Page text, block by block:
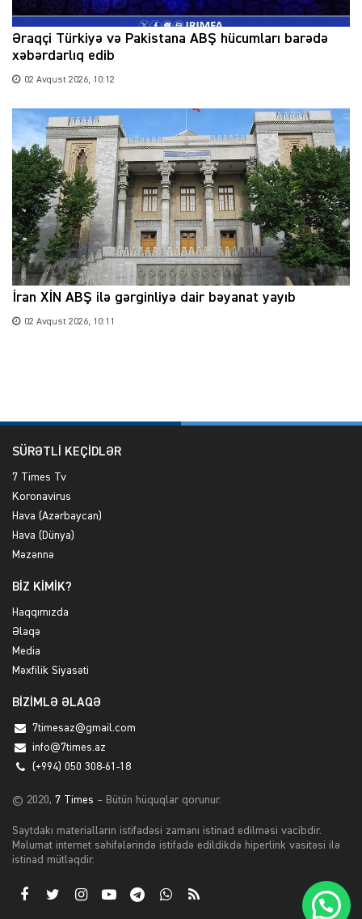
Əraqçi Türkiyə və Pakistana ABŞ hücumları barədə
xəbərdarlıq edib
02 Avqust 2026, 10:12
İran XİN ABŞ ilə gərginliyə dair bəyanat yayıb
02 Avqust 2026, 10:11
SÜRƏTLİ KEÇİDLƏR
7 Times Tv
Koronavirus
Hava (Azərbaycan)
Hava (Dünya)
Məzənnə
BİZ KİMİK?
Haqqımızda
Əlaqə
Media
Məxfilik Siyasəti
BİZİMLƏ ƏLAQƏ
7timesaz@gmail.com
info@7times.az
(+994) 050 308-61-18
© 2020, 7 Times – Bütün hüquqlar qorunur.
Saytdakı materialların istifadəsi zamanı istinad edilməsi vacibdir.
Məlumat internet səhifələrində istifadə edildikdə hiperlink vasitəsi ilə
istinad mütləqdir.